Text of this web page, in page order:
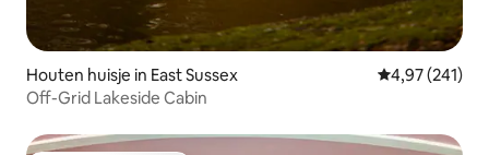
Houten huisje in East Sussex Gemiddelde
4,97 (241)
Off-Grid Lakeside Cabin